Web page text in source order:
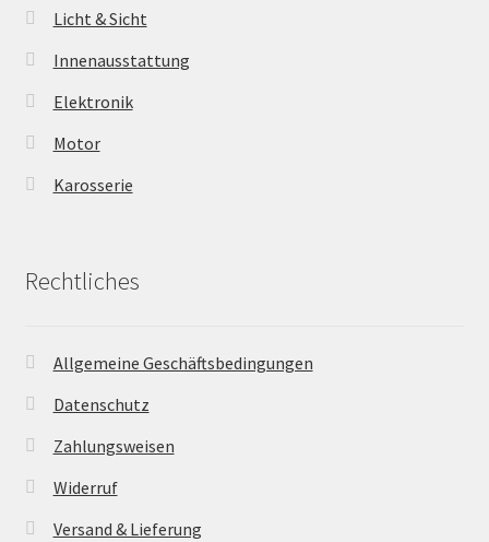
Licht & Sicht
Innenausstattung
Elektronik
Motor
Karosserie
Rechtliches
Allgemeine Geschäftsbedingungen
Datenschutz
Zahlungsweisen
Widerruf
Versand & Lieferung